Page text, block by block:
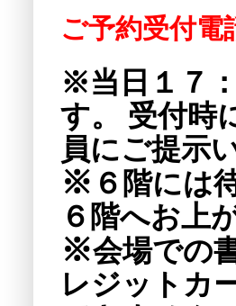
ご予約受付電
※当日１７
す。
受付時
員にご提示
※ ６階には
６階へお上
※会場での
レジットカ